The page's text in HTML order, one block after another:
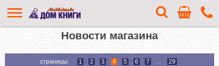
Новости магазина
страницы: 1 2 3 4 5 6 7 ... 29